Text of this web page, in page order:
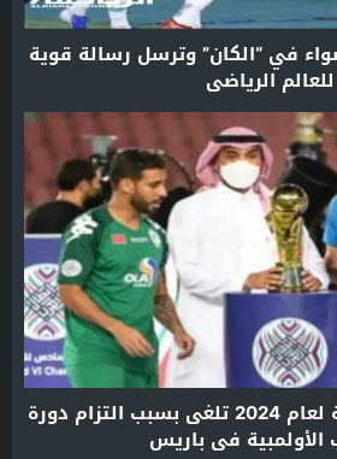
في “الكان” وترسل رسالة قوية
للعالم الرياضي
بطولة الأندية العربية لعام 2024 تلغى بسبب التزام دورة
الأولمبية في باريس